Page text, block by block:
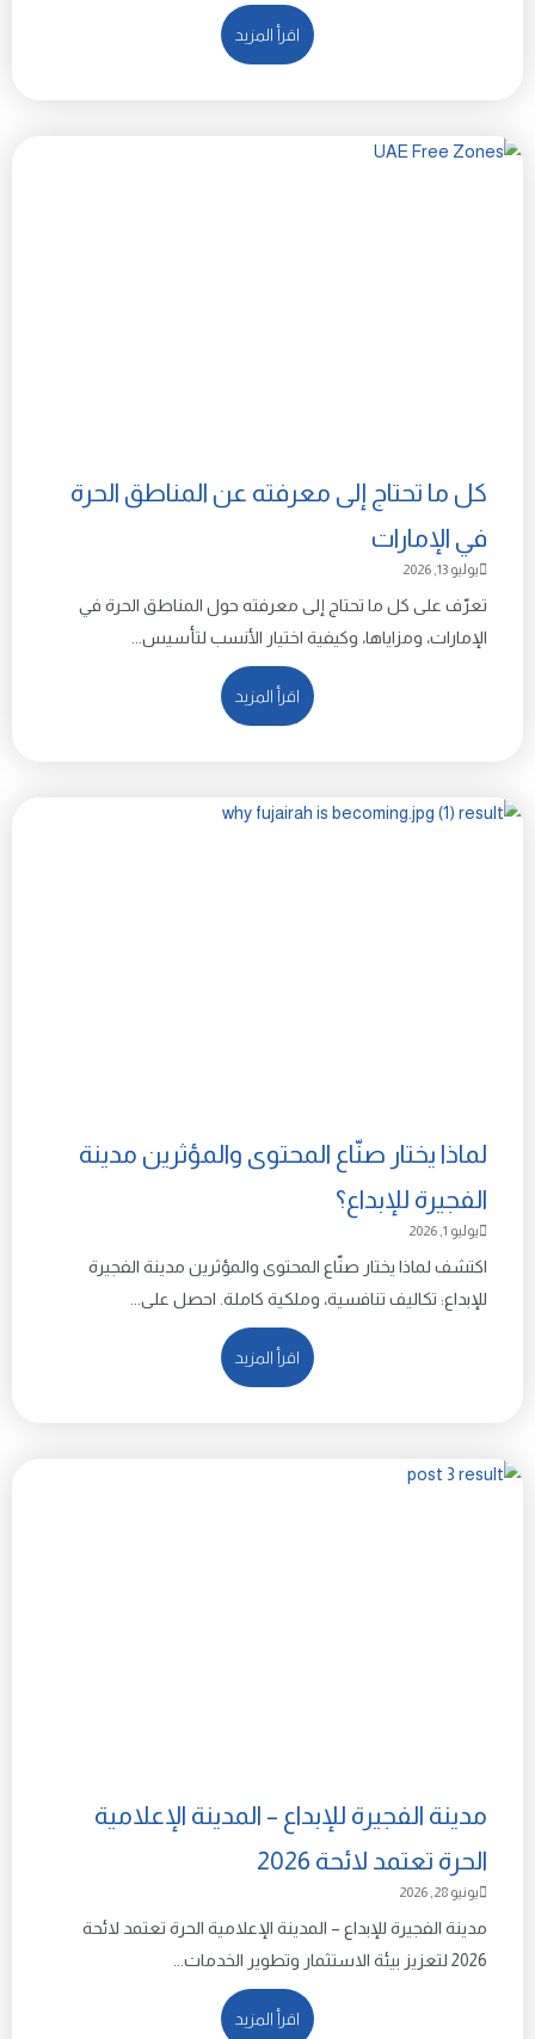
اقرأ المزيد
كل ما تحتاج إلى معرفته عن المناطق الحرة
في الإمارات
يوليو 13, 2026
تعرّف على كل ما تحتاج إلى معرفته حول المناطق الحرة في
الإمارات، ومزاياها، وكيفية اختيار الأنسب لتأسيس...
اقرأ المزيد
لماذا يختار صنّاع المحتوى والمؤثرين مدينة
الفجيرة للإبداع؟
يوليو 1, 2026
اكتشف لماذا يختار صنّاع المحتوى والمؤثرين مدينة الفجيرة
للإبداع: تكاليف تنافسية، وملكية كاملة. احصل على...
اقرأ المزيد
مدينة الفجيرة للإبداع – المدينة الإعلامية
الحرة تعتمد لائحة 2026
يونيو 28, 2026
مدينة الفجيرة للإبداع – المدينة الإعلامية الحرة تعتمد لائحة
2026 لتعزيز بيئة الاستثمار وتطوير الخدمات...
اقرأ المزيد